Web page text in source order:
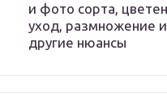
и фото сорта,
уход, размножение и
другие нюансы